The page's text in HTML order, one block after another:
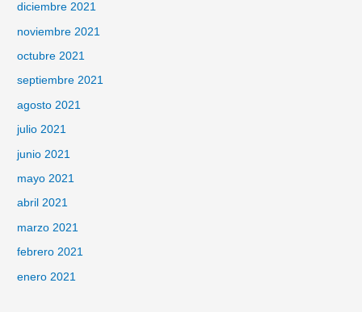
diciembre 2021
noviembre 2021
octubre 2021
septiembre 2021
agosto 2021
julio 2021
junio 2021
mayo 2021
abril 2021
marzo 2021
febrero 2021
enero 2021